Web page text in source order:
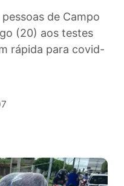
pessoas de
(20) aos testes
rápida para